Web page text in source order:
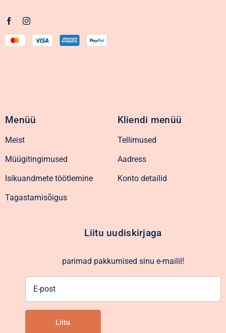
Menüü
Meist
Müügitingimused
Isikuandmete töötlemine
Tagastamisõigus
Kliendi menüü
Tellimused
Aadress
Konto detailid
Liitu uudiskirjaga
parimad pakkumised sinu e-mailil!
Liitu